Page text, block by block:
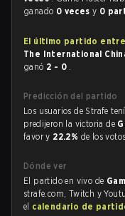
ganado 0 vecesy 0
El último partido
The International
ganó 2 - 0 .
Predicción del partido
Los usuarios de Strafe
predijeron la victoria de
favor y 22.2% de los
Dónde ver
El partido en vivo de
strafe.com, Twitch y
el calendario de